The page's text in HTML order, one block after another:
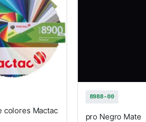
colores Mactac
8988-00
pro Negro Mate